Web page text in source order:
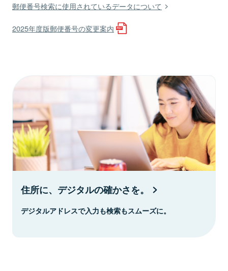
郵便番号検索に使用されているデータについて
2025年度版郵便番号の変更案内
住所に、デジタルの確かさを。
デジタルアドレスで入力も検索もスムーズに。